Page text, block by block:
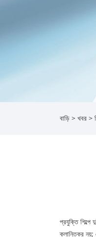
বাড়ি > খবর >
প্রযুক্তি
ক্লান্তিকর নয়;